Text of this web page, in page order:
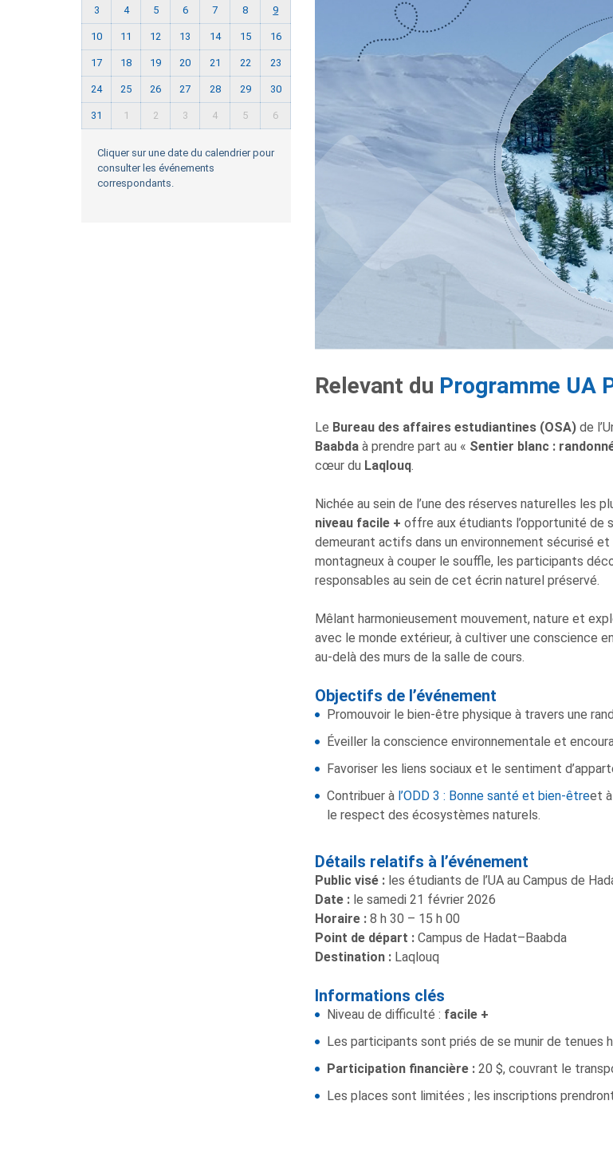
3 4 5 6 7 8 9
10 11 12 13 14 15 16
17 18 19 20 21 22 23
24 25 26 27 28 29 30
31 1 2 3 4 5 6
Cliquer sur une date du calendrier pour
consulter les événements
correspondants.
Relevant du Programme UA
Le Bureau des affaires estudiantines (OSA)de
Baabda à prendre part au « Sentier blanc :
cœur du Laqlouq.
Nichée au sein de l’une des réserves naturelles les
niveau facile + offre aux étudiants l’opportunité de
demeurant actifs dans un environnement sécurisé
montagneux à couper le souffle, les participants
responsables au sein de cet écrin naturel préservé.
Mêlant harmonieusement mouvement, nature et
avec le monde extérieur, à cultiver une conscience
au-delà des murs de la salle de cours.
Objectifs de l’événement
Promouvoir le bien-être physique à travers une
Éveiller la conscience environnementale et
Favoriser les liens sociaux et le sentiment
Contribuer à l’ODD 3 : Bonne santé et bien-êtreet à
le respect des écosystèmes naturels.
Détails relatifs à l’événement
Public visé:les étudiants de l’UA au Campus de
Date :le samedi 21 février 2026
Horaire :8 h 30 – 15 h 00
Point de départ :Campus de Hadat–Baabda
Destination :Laqlouq
Informations clés
Niveau de difficulté : facile +
Les participants sont priés de se munir de tenues
Participation financière :20 $, couvrant le
Les places sont limitées ; les inscriptions